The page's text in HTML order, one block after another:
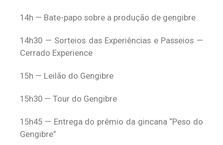
14h — Bate-papo sobre a produção de gengibre
14h30 — Sorteios das Experiências e Passeios —
Cerrado Experience
15h — Leilão do Gengibre
15h30 — Tour do Gengibre
15h45 — Entrega do prêmio da gincana “Peso do
Gengibre”